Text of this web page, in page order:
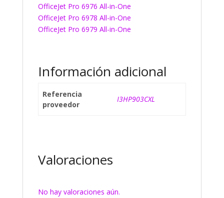
OfficeJet Pro 6976 All-in-One
OfficeJet Pro 6978 All-in-One
OfficeJet Pro 6979 All-in-One
Información adicional
Referencia
proveedor
I3HP903CXL
Valoraciones
No hay valoraciones aún.